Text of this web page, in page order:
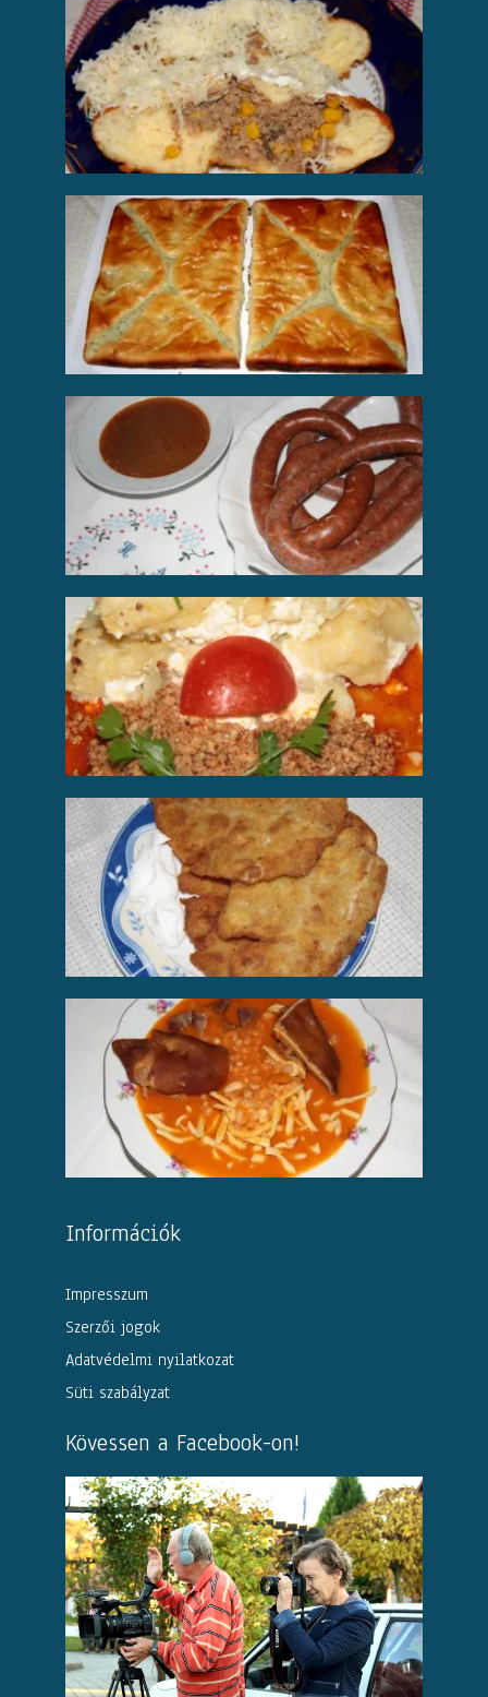
Információk
Impresszum
Szerzői jogok
Adatvédelmi nyilatkozat
Süti szabályzat
Kövessen a Facebook-on!